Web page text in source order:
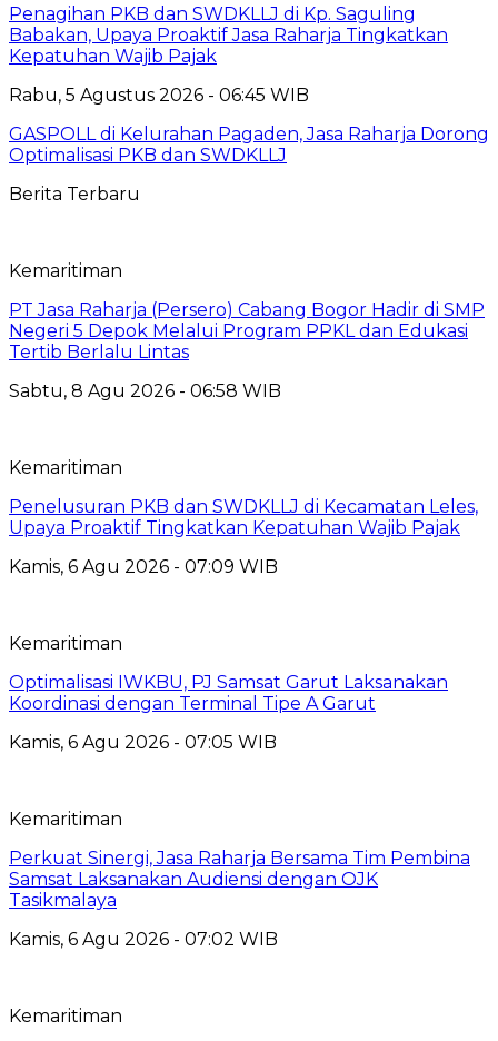
Penagihan PKB dan SWDKLLJ di Kp. Saguling
Babakan, Upaya Proaktif Jasa Raharja Tingkatkan
Kepatuhan Wajib Pajak
Rabu, 5 Agustus 2026 - 06:45 WIB
GASPOLL di Kelurahan Pagaden, Jasa Raharja Dorong
Optimalisasi PKB dan SWDKLLJ
Berita Terbaru
Kemaritiman
PT Jasa Raharja (Persero) Cabang Bogor Hadir di SMP
Negeri 5 Depok Melalui Program PPKL dan Edukasi
Tertib Berlalu Lintas
Sabtu, 8 Agu 2026 - 06:58 WIB
Kemaritiman
Penelusuran PKB dan SWDKLLJ di Kecamatan Leles,
Upaya Proaktif Tingkatkan Kepatuhan Wajib Pajak
Kamis, 6 Agu 2026 - 07:09 WIB
Kemaritiman
Optimalisasi IWKBU, PJ Samsat Garut Laksanakan
Koordinasi dengan Terminal Tipe A Garut
Kamis, 6 Agu 2026 - 07:05 WIB
Kemaritiman
Perkuat Sinergi, Jasa Raharja Bersama Tim Pembina
Samsat Laksanakan Audiensi dengan OJK
Tasikmalaya
Kamis, 6 Agu 2026 - 07:02 WIB
Kemaritiman